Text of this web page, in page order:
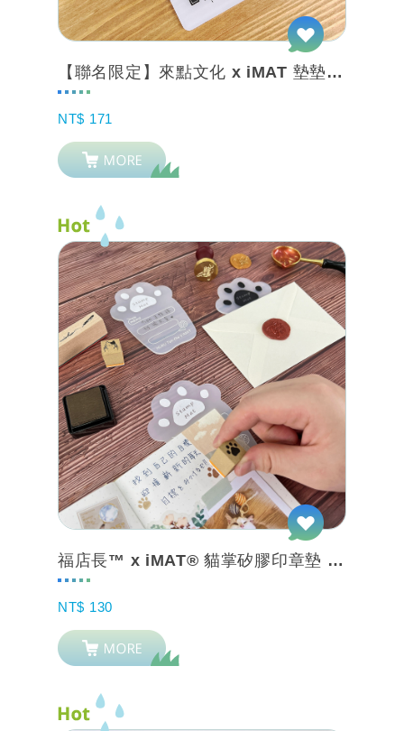
【聯名限定】來點文化 x iMAT 墊墊 矽膠印章墊 封蠟章 附吸附片
NT$ 171
福店長™ x iMAT® 貓掌矽膠印章墊 (高溫封蠟章也適用)
NT$ 130